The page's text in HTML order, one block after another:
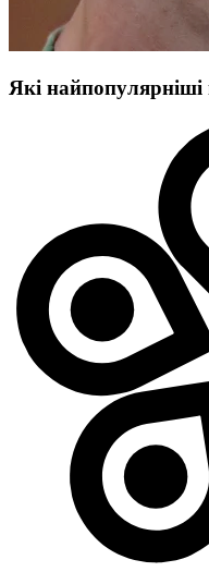
Які найпопулярніші